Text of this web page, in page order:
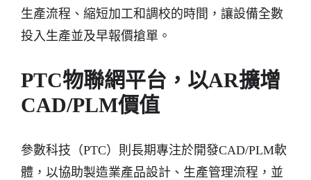
生產流程、縮短加工和調校的時間，讓設備全數
投入生產並及早報價搶單。
PTC物聯網平台，以AR擴增
CAD/PLM價值
參數科技（PTC）則長期專注於開發CAD/PLM軟
體，以協助製造業產品設計、生產管理流程，並